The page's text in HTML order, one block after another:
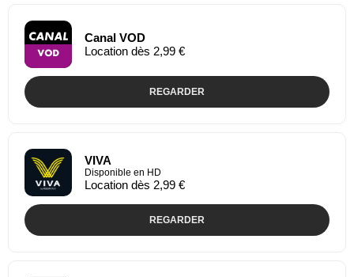
Canal VOD
Location dès 2,99 €
REGARDER
VIVA
Disponible en HD
Location dès 2,99 €
REGARDER